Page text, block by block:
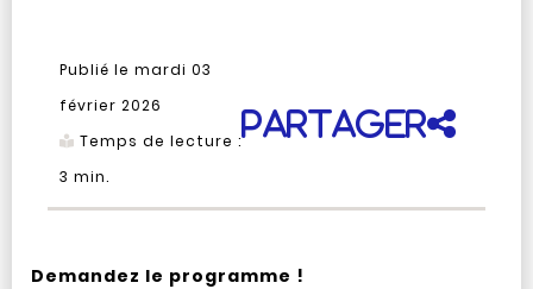
Publié le mardi 03
février 2026
Temps de lecture :
3 min.
Partager
Demandez le programme !